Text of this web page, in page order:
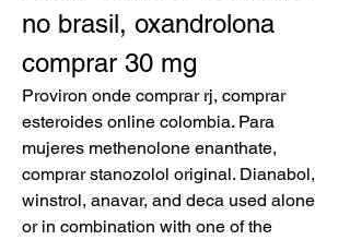
no brasil, oxandrolona
comprar 30 mg
Proviron onde comprar rj, comprar
esteroides online colombia. Para
mujeres methenolone enanthate,
comprar stanozolol original. Dianabol,
winstrol, anavar, and deca used alone
or in combination with one of the